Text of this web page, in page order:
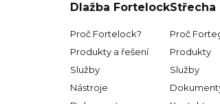
Dlažba Fortelock
Proč Fortelock?
Produkty a řešení
Služby
Nástroje
Střecha
Proč
Produkty
Služby